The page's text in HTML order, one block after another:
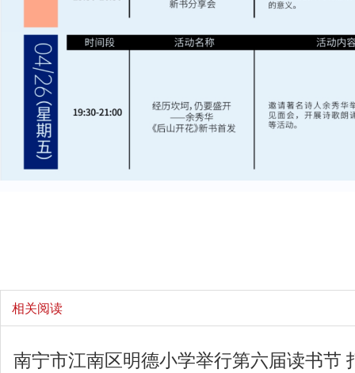
相关阅读
南宁市江南区明德小学举行第六届读书节